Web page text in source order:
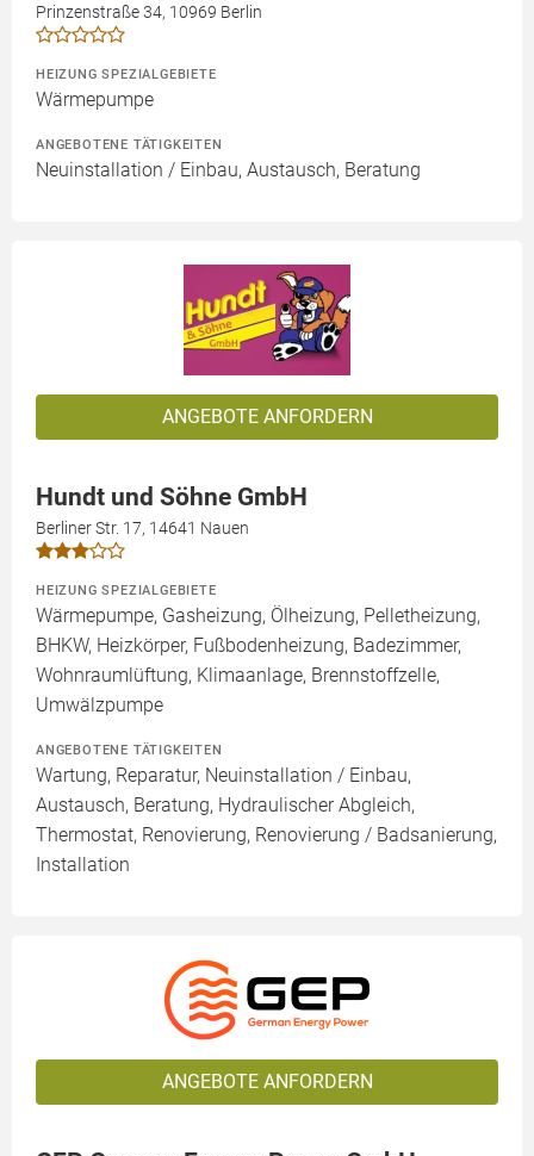
Prinzenstraße 34, 10969 Berlin
HEIZUNG SPEZIALGEBIETE
Wärmepumpe
ANGEBOTENE TÄTIGKEITEN
Neuinstallation / Einbau, Austausch, Beratung
ANGEBOTE ANFORDERN
Hundt und Söhne GmbH
Berliner Str. 17, 14641 Nauen
HEIZUNG SPEZIALGEBIETE
Wärmepumpe, Gasheizung, Ölheizung, Pelletheizung,
BHKW, Heizkörper, Fußbodenheizung, Badezimmer,
Wohnraumlüftung, Klimaanlage, Brennstoffzelle,
Umwälzpumpe
ANGEBOTENE TÄTIGKEITEN
Wartung, Reparatur, Neuinstallation / Einbau,
Austausch, Beratung, Hydraulischer Abgleich,
Thermostat, Renovierung, Renovierung / Badsanierung,
Installation
ANGEBOTE ANFORDERN